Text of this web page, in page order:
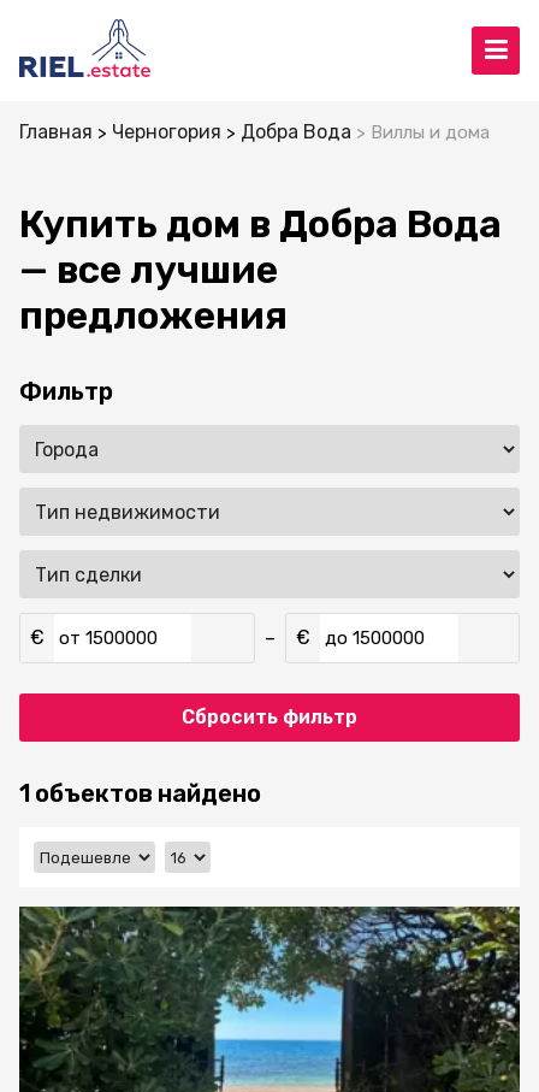
Главная Черногория Добра Вода Виллы и дома
Купить дом в Добра Вода
— все лучшие
предложения
Фильтр
€ от – € до
Сбросить фильтр
1 объектов найдено